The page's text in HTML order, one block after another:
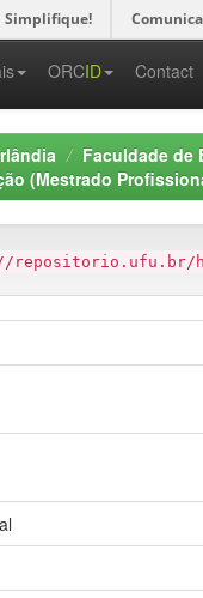
Simplifique!
ORCID Contact
Faculdade de
(Mestrado